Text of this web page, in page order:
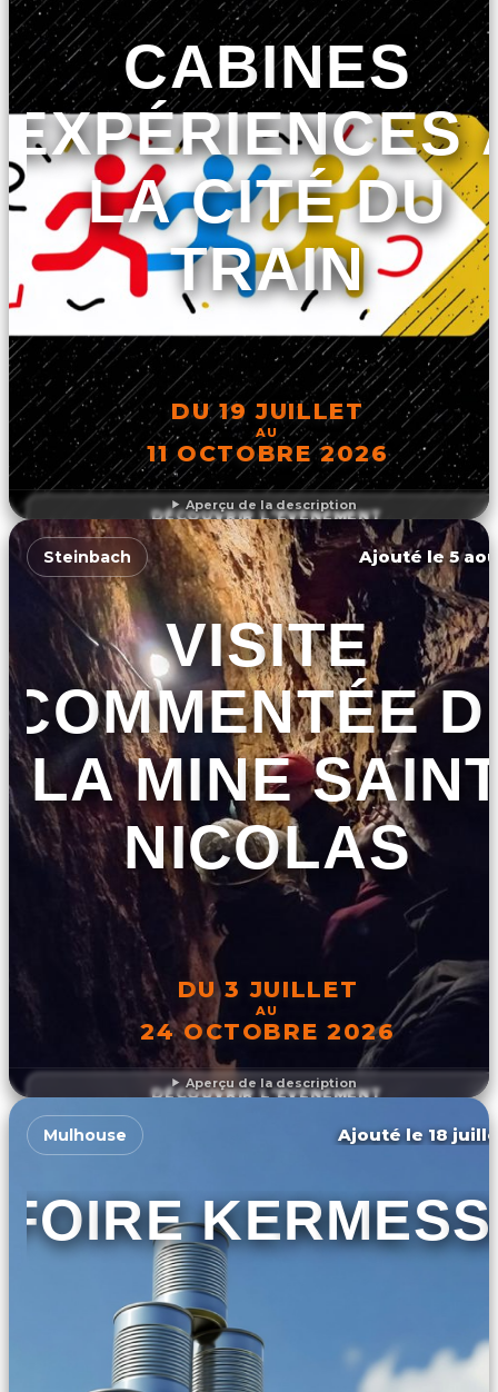
Aperçu de la description
CABINES
EXPÉRIENCES
LA CITÉ DU
TRAIN
DU 19 JUILLET
AU
11 OCTOBRE 2026
DÉCOUVRIR L'ÉVÉNEMENT
Aperçu de la description
Steinbach Ajouté le 5
VISITE
COMMENTÉE
LA MINE
NICOLAS
DU 3 JUILLET
AU
24 OCTOBRE 2026
DÉCOUVRIR L'ÉVÉNEMENT
Mulhouse Ajouté le 18
FOIRE